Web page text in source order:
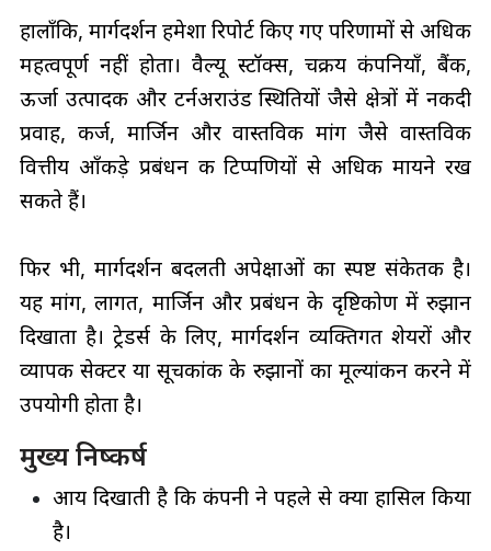
हालाँकि, मार्गदर्शन हमेशा रिपोर्ट किए गए परिणामों से अधिक
महत्वपूर्ण नहीं होता। वैल्यू स्टॉक्स, चक्रीय कंपनियाँ, बैंक,
ऊर्जा उत्पादक और टर्नअराउंड स्थितियों जैसे क्षेत्रों में नकदी
प्रवाह, कर्ज, मार्जिन और वास्तविक मांग जैसे वास्तविक
वित्तीय आँकड़े प्रबंधन की टिप्पणियों से अधिक मायने रख
सकते हैं।
फिर भी, मार्गदर्शन बदलती अपेक्षाओं का स्पष्ट संकेतक है।
यह मांग, लागत, मार्जिन और प्रबंधन के दृष्टिकोण में रुझान
दिखाता है। ट्रेडर्स के लिए, मार्गदर्शन व्यक्तिगत शेयरों और
व्यापक सेक्टर या सूचकांक के रुझानों का मूल्यांकन करने में
उपयोगी होता है।
मुख्य निष्कर्ष
आय दिखाती है कि कंपनी ने पहले से क्या हासिल किया
है।